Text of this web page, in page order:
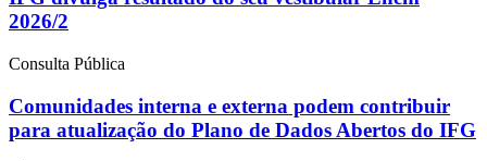
2026/2
Consulta Pública
Comunidades interna e externa podem contribuir
para atualização do Plano de Dados Abertos do IFG